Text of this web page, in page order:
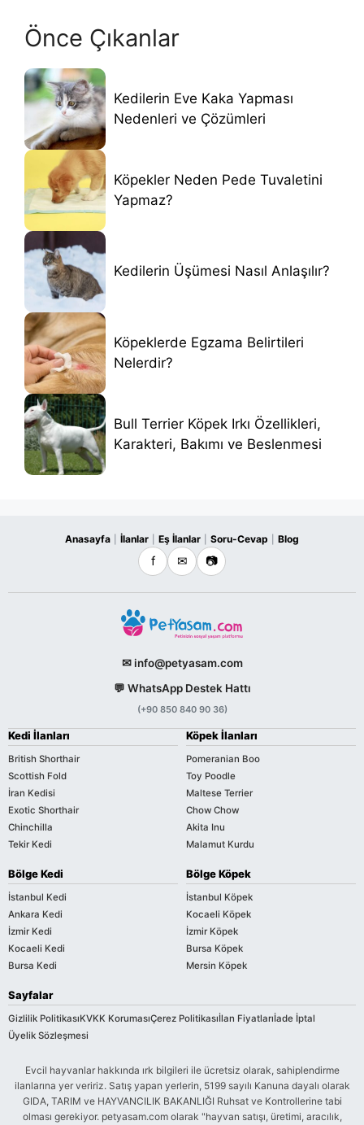
Önce Çıkanlar
Kedilerin Eve Kaka Yapması
Nedenleri ve Çözümleri
Köpekler Neden Pede Tuvaletini
Yapmaz?
Kedilerin Üşümesi Nasıl Anlaşılır?
Köpeklerde Egzama Belirtileri
Nelerdir?
Bull Terrier Köpek Irkı Özellikleri,
Karakteri, Bakımı ve Beslenmesi
Anasayfa İlanlar Eş İlanlar Soru-Cevap Blog
f ✉ 📷
✉ info@petyasam.com
💬 WhatsApp Destek Hattı
(+90 850 840 90 36)
Kedi İlanları
British Shorthair
Scottish Fold
İran Kedisi
Exotic Shorthair
Chinchilla
Tekir Kedi
Köpek İlanları
Pomeranian Boo
Toy Poodle
Maltese Terrier
Chow Chow
Akita Inu
Malamut Kurdu
Bölge Kedi
İstanbul Kedi
Ankara Kedi
İzmir Kedi
Kocaeli Kedi
Bursa Kedi
Bölge Köpek
İstanbul Köpek
Kocaeli Köpek
İzmir Köpek
Bursa Köpek
Mersin Köpek
Sayfalar
Gizlilik PolitikasıKVKK KorumasıÇerez Politikasıİlan Fiyatlarıİade İptal
Üyelik Sözleşmesi
Evcil hayvanlar hakkında ırk bilgileri ile ücretsiz olarak, sahiplendirme
ilanlarına yer veririz. Satış yapan yerlerin, 5199 sayılı Kanuna dayalı olarak
GIDA, TARIM ve HAYVANCILIK BAKANLIĞI Ruhsat ve Kontrollerine tabi
olması gerekiyor. petyasam.com olarak "hayvan satışı, üretimi, aracılık,